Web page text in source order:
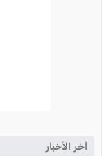
آخر الأخبار